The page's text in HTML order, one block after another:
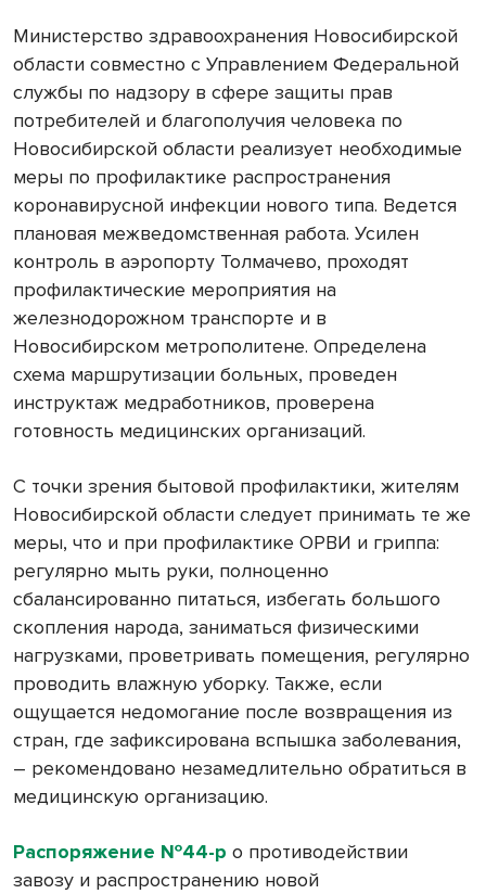
Министерство здравоохранения Новосибирской
области совместно с Управлением Федеральной
службы по надзору в сфере защиты прав
потребителей и благополучия человека по
Новосибирской области реализует необходимые
меры по профилактике распространения
коронавирусной инфекции нового типа. Ведется
плановая межведомственная работа. Усилен
контроль в аэропорту Толмачево, проходят
профилактические мероприятия на
железнодорожном транспорте и в
Новосибирском метрополитене. Определена
схема маршрутизации больных, проведен
инструктаж медработников, проверена
готовность медицинских организаций.
С точки зрения бытовой профилактики, жителям
Новосибирской области следует принимать те же
меры, что и при профилактике ОРВИ и гриппа:
регулярно мыть руки, полноценно
сбалансированно питаться, избегать большого
скопления народа, заниматься физическими
нагрузками, проветривать помещения, регулярно
проводить влажную уборку. Также, если
ощущается недомогание после возвращения из
стран, где зафиксирована вспышка заболевания,
– рекомендовано незамедлительно обратиться в
медицинскую организацию.
Распоряжение №44-р о противодействии
завозу и распространению новой